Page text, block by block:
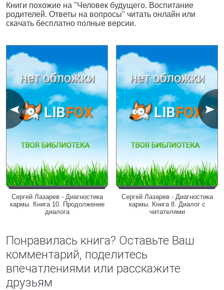
Книги похожие на "Человек будущего. Воспитание
родителей. Ответы на вопросы" читать онлайн или
скачать бесплатно полные версии.
Сергей Лазарев - Диагностика
кармы. Книга 10. Продолжение
диалога
Сергей Лазарев - Диагностика
кармы. Книга 8. Диалог с
читателями
Понравилась книга? Оставьте Ваш
комментарий, поделитесь
впечатлениями или расскажите
друзьям